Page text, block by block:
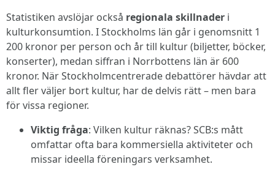
Statistiken avslöjar också regionala skillnader i
kulturkonsumtion. I Stockholms län går i genomsnitt 1
200 kronor per person och år till kultur (biljetter, böcker,
konserter), medan siffran i Norrbottens län är 600
kronor. När Stockholmcentrerade debattörer hävdar att
allt fler väljer bort kultur, har de delvis rätt – men bara
för vissa regioner.
Viktig fråga: Vilken kultur räknas? SCB:s mått
omfattar ofta bara kommersiella aktiviteter och
missar ideella föreningars verksamhet.